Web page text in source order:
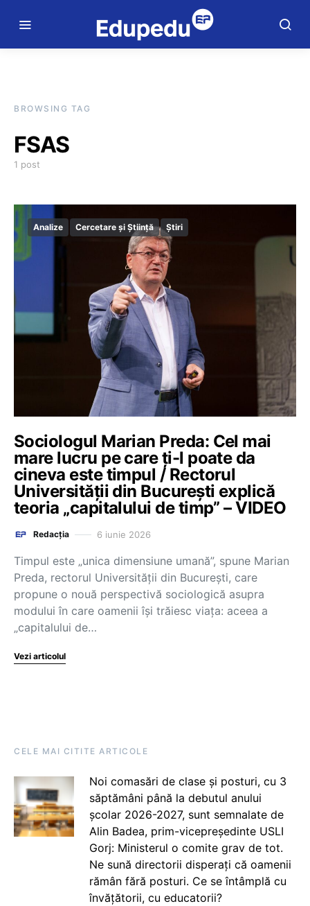
BROWSING TAG
FSAS
1 post
Analize Cercetare și Știință Știri
Sociologul Marian Preda: Cel mai
mare lucru pe care ți-l poate da
cineva este timpul / Rectorul
Universității din București explică
teoria „capitalului de timp” – VIDEO
Redacția 6 iunie 2026
Timpul este „unica dimensiune umană”, spune Marian
Preda, rectorul Universității din București, care
propune o nouă perspectivă sociologică asupra
modului în care oamenii își trăiesc viața: aceea a
„capitalului de…
Vezi articolul
CELE MAI CITITE ARTICOLE
Noi comasări de clase și posturi, cu 3
săptămâni până la debutul anului
școlar 2026-2027, sunt semnalate de
Alin Badea, prim-vicepreședinte USLI
Gorj: Ministerul o comite grav de tot.
Ne sună directorii disperați că oamenii
rămân fără posturi. Ce se întâmplă cu
învățătorii, cu educatorii?